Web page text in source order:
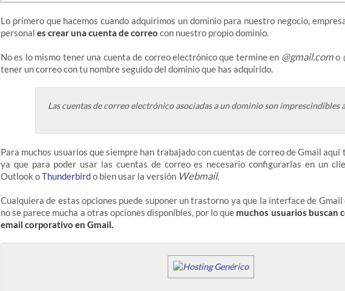
Lo primero que hacemos cuando adquirimos un dominio para nuestro negocio,
personal es crear una cuenta de correo con nuestro propio dominio.
No es lo mismo tener una cuenta de correo electrónico que termine en @gmail.como
tener un correo con tu nombre seguido del dominio que has adquirido.
Las cuentas de correo electrónico asociadas a un dominio son imprescindibles
Para muchos usuarios que siempre han trabajado con cuentas de correo de Gmail aquí
ya que para poder usar las cuentas de correo es necesario configurarlas en un
Outlook oThunderbirdo bien usar la versión Webmail.
Cualquiera de estas opciones puede suponer un trastorno ya que la interface de
no se parece mucha a otras opciones disponibles, por lo que muchos usuarios buscan
email corporativo en Gmail.